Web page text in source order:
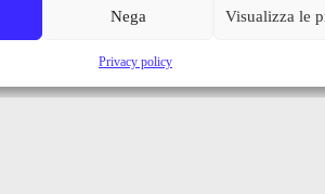
Nega Visualizza le
Privacy policy